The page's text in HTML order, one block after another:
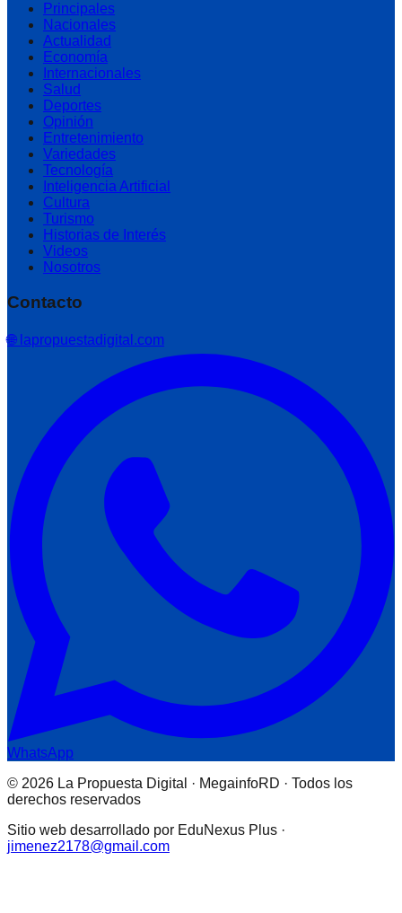
Principales
Nacionales
Actualidad
Economía
Internacionales
Salud
Deportes
Opinión
Entretenimiento
Variedades
Tecnología
Inteligencia Artificial
Cultura
Turismo
Historias de Interés
Videos
Nosotros
Contacto
🌐 lapropuestadigital.com
WhatsApp
© 2026 La Propuesta Digital · MegainfoRD · Todos los
derechos reservados
Sitio web desarrollado por EduNexus Plus ·
jimenez2178@gmail.com